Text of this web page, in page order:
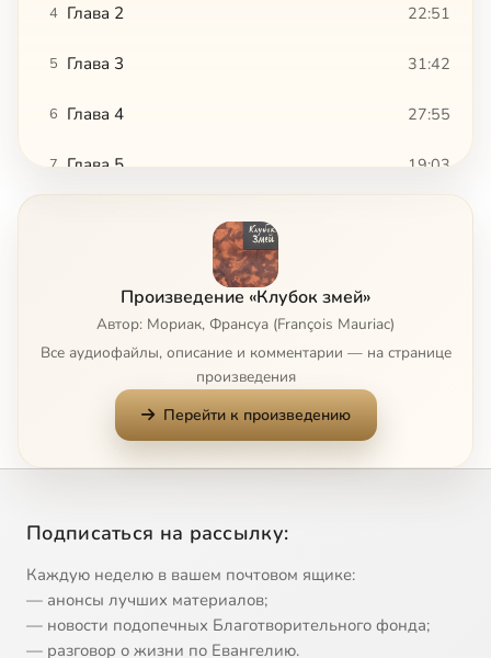
4 Глава 2 22:51
5 Глава 3 31:42
6 Глава 4 27:55
7 Глава 5 19:03
Глава 8
Глава 9 19:26
13 Глава 11 9:32
15 Глава 13
16 Глава 14 14:42
Произведение «Клубок змей»
Автор: Мориак, Франсуа (François Mauriac)
Все аудиофайлы, описание и комментарии — на странице
произведения
Перейти к произведению
Подписаться на рассылку:
Каждую неделю в вашем почтовом ящике:
— анонсы лучших материалов;
— новости подопечных Благотворительного фонда;
— разговор о жизни по Евангелию.